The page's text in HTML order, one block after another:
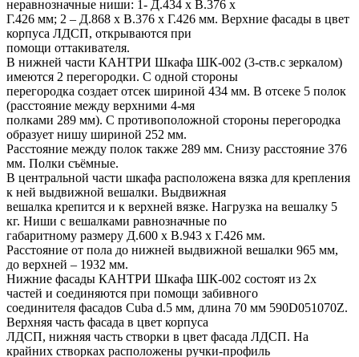
неравнозначные ниши: 1- Д.434 х В.376 х
Г.426 мм; 2 – Д.868 х В.376 х Г.426 мм. Верхние фасады в цвет
корпуса ЛДСП, открываются при
помощи оттакивателя.
В нижней части КАНТРИ Шкафа ШК-002 (3-ств.с зеркалом)
имеются 2 перегородки. С одной стороны
перегородка создает отсек шириной 434 мм. В отсеке 5 полок
(расстояние между верхними 4-мя
полками 289 мм). С противоположной стороны перегородка
образует нишу шириной 252 мм.
Расстояние между полок также 289 мм. Снизу расстояние 376
мм. Полки съёмные.
В центральной части шкафа расположена вязка для крепления
к ней выдвижной вешалки. Выдвижная
вешалка крепится и к верхней вязке. Нагрузка на вешалку 5
кг. Ниши с вешалками равнозначные по
габаритному размеру Д.600 х В.943 х Г.426 мм.
Расстояние от пола до нижней выдвижной вешалки 965 мм,
до верхней – 1932 мм.
Нижние фасады КАНТРИ Шкафа ШК-002 состоят из 2х
частей и соединяются при помощи забивного
соединителя фасадов Cuba d.5 мм, длина 70 мм 590D051070Z.
Верхняя часть фасада в цвет корпуса
ЛДСП, нижняя часть створки в цвет фасада ЛДСП. На
крайних створках расположены ручки-профиль